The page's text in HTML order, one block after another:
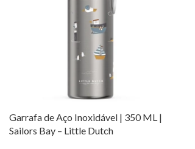
Garrafa de Aço Inoxidável | 350 ML |
Sailors Bay – Little Dutch